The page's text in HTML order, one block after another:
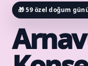
🎁 59 özel doğum